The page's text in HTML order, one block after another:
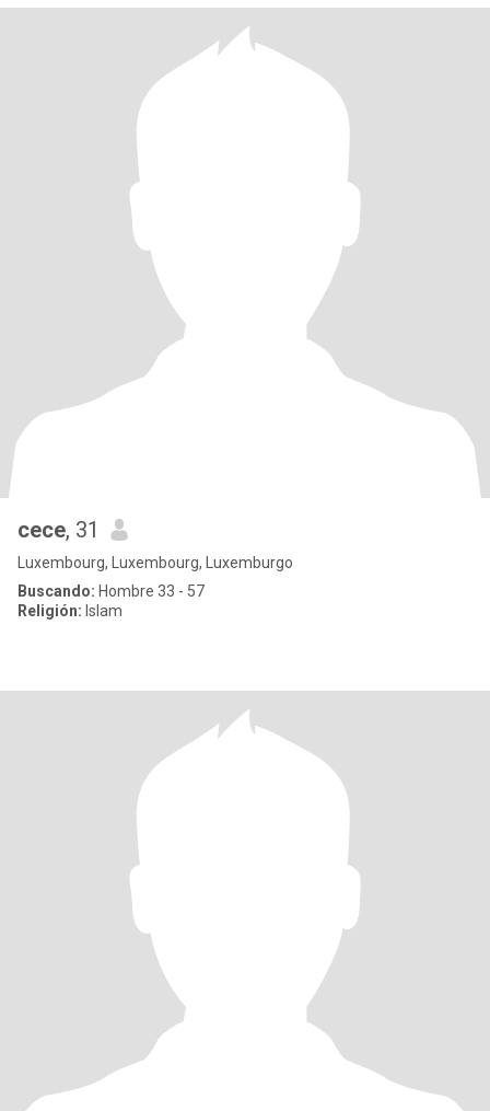
cece, 31
Luxembourg, Luxembourg, Luxemburgo
Buscando: Hombre 33 - 57
Religión: Islam